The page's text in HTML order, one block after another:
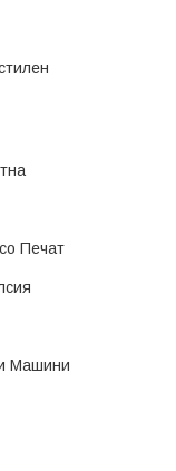
Печат
Машини